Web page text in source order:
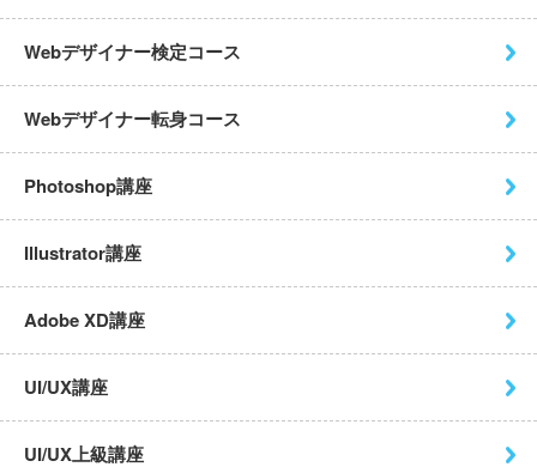
Webデザイナー検定コース
Webデザイナー転身コース
Photoshop講座
Illustrator講座
Adobe XD講座
UI/UX講座
UI/UX上級講座